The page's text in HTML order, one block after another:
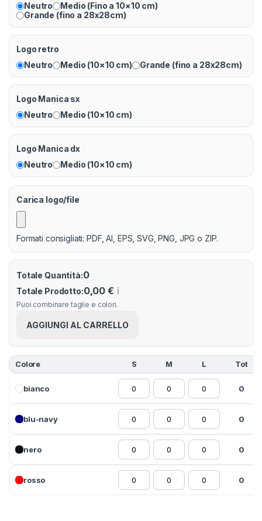
Neutro
Medio (Fino a 10×10 cm)
Grande (fino a 28x28cm)
Logo retro
Neutro
Medio (10×10 cm) Grande (fino a 28x28cm)
Logo Manica sx
Neutro
Medio (10×10 cm)
Logo Manica dx
Neutro
Medio (10×10 cm)
Carica logo/file
Formati consigliati: PDF, AI, EPS, SVG, PNG, JPG o ZIP.
Totale Quantità:0
Totale Prodotto:0,00 € ℹ️
Puoi combinare taglie e colori.
AGGIUNGI AL CARRELLO
Colore S M L Tot
bianco 0
blu-navy 0
nero 0
rosso 0